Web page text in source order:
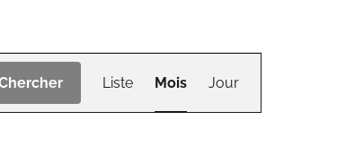
de
Liste Mois Jour